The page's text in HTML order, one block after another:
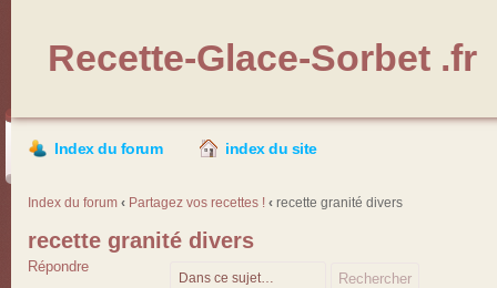
Recette-Glace-Sorbet .fr
Index du forum index du site
Index du forum ‹ Partagez vos recettes ! ‹ recette granité divers
recette granité divers
Répondre